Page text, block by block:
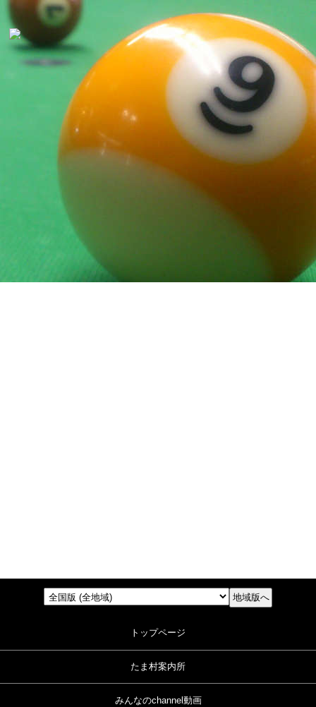
トップページ
たま村案内所
みんなのchannel動画